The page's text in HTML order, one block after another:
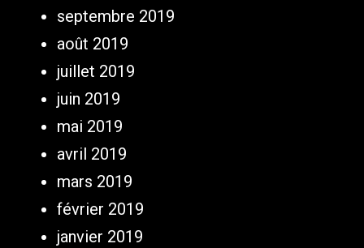
septembre 2019
août 2019
juillet 2019
juin 2019
mai 2019
avril 2019
mars 2019
février 2019
janvier 2019